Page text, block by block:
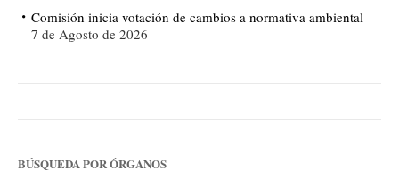
Comisión inicia votación de cambios a normativa ambiental
7 de Agosto de 2026
BÚSQUEDA POR ÓRGANOS